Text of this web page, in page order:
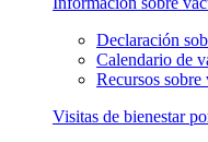
Declaración
Calendario de
Recursos sobre
Visitas de bienestar